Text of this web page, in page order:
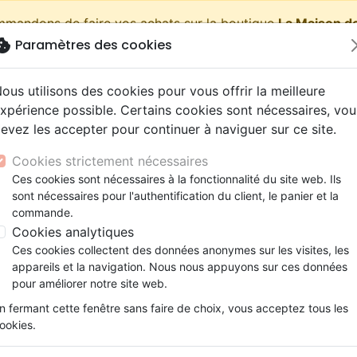
de faire vos achats sur la boutiqueLa Maison
Testaments
Etude biblique
NEG
Darby
Bandes dessinées
Santé
Ethique, société, politique
Couple
Découverte de la foi
Psychologie
Apologétique
ans
Adolescents, jeunes
Latino, Folk
Soul
Rap, Hip-hop
Hardrock, Métal
Pop, Rock
animés
conférences
Films, fiction
Jeux
Epreuves Quand Dieu ne répond pas à nos prières
Quand Dieu ne répond pas
[Série Découverte]
RéférenceRBC5522
Description Détails du produit
Paramètres des cookies
utilisons des cookies pour vous offrir la meilleure
possible. Certains cookies sont nécessaires,
les accepter pour continuer à naviguer sur ce site.
Cookies strictement nécessaires
Ces cookies sont nécessaires à la fonctionnalité du site web. Ils
sont nécessaires pour l'authentification du client, le panier et la
commande.
Cookies analytiques
Ces cookies collectent des données anonymes sur les visites, les
appareils et la navigation. Nous nous appuyons sur ces données
pour améliorer notre site web.
fermant cette fenêtre sans faire de choix, vous acceptez tous les